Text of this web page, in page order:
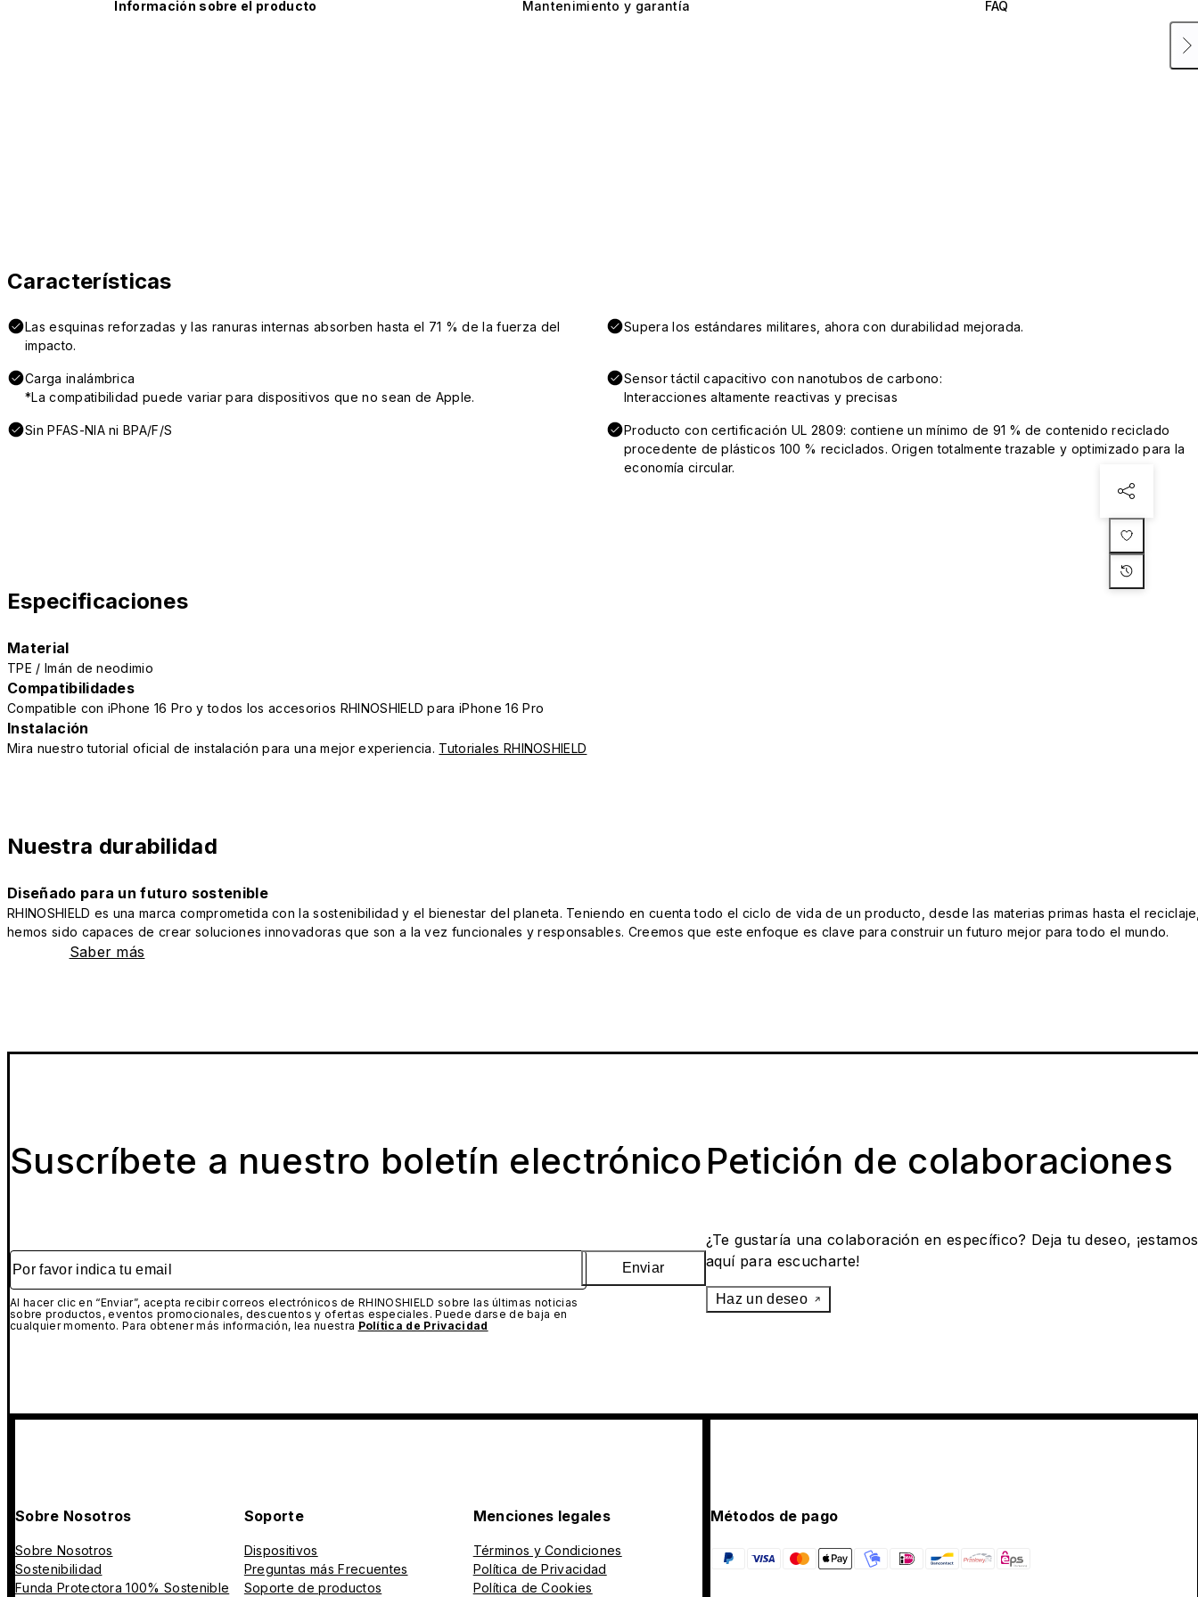
Información sobre el producto Mantenimiento y garantía FAQ
Características
Las esquinas reforzadas y las ranuras internas absorben hasta el 71 % de la fuerza del
impacto.
Supera los estándares militares, ahora con durabilidad mejorada.
Carga inalámbrica
*La compatibilidad puede variar para dispositivos que no sean de Apple.
Sensor táctil capacitivo con nanotubos de carbono:
Interacciones altamente reactivas y precisas
Sin PFAS-NIA ni BPA/F/S
Producto con certificación UL 2809: contiene un mínimo de 91 % de contenido reciclado
procedente de plásticos 100 % reciclados. Origen totalmente trazable y optimizado para la
economía circular.
Especificaciones
Material
TPE / Imán de neodimio
Compatibilidades
Compatible con iPhone 16 Pro y todos los accesorios RHINOSHIELD para iPhone 16 Pro
Instalación
Mira nuestro tutorial oficial de instalación para una mejor experiencia. Tutoriales RHINOSHIELD
Nuestra durabilidad
Diseñado para un futuro sostenible
RHINOSHIELD es una marca comprometida con la sostenibilidad y el bienestar del planeta. Teniendo en cuenta todo el ciclo de vida de un producto, desde las materias primas hasta el
hemos sido capaces de crear soluciones innovadoras que son a la vez funcionales y responsables. Creemos que este enfoque es clave para construir un futuro mejor para todo el mundo.
Saber más
Suscríbete a nuestro boletín electrónico
Por favor indica tu email
Al hacer clic en “Enviar”, acepta recibir correos electrónicos de RHINOSHIELD sobre las últimas noticias
sobre productos, eventos promocionales, descuentos y ofertas especiales. Puede darse de baja en
cualquier momento. Para obtener más información, lea nuestra Política de Privacidad
Enviar
Petición de colaboraciones
¿Te gustaría una colaboración en específico? Deja tu deseo, ¡estamos
aquí para escucharte!
Haz un deseo
Sobre Nosotros
Sobre Nosotros
Sostenibilidad
Funda Protectora 100% Sostenible
Soporte
Dispositivos
Preguntas más Frecuentes
Soporte de productos
Menciones legales
Términos y Condiciones
Política de Privacidad
Política de Cookies
Métodos de pago